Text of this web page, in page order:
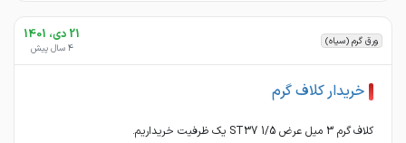
ورق گرم (سیاه) 21 دی، 1401
4 سال پیش
خریدار کلاف گرم
کلاف گرم 3 میل عرض 1/5 ST37 یک ظرفیت خریداریم.